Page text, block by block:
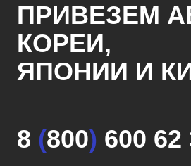
ПРИВЕЗЕМ
КОРЕИ,
ЯПОНИИ И
8 (800) 600 62